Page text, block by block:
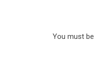
You must be